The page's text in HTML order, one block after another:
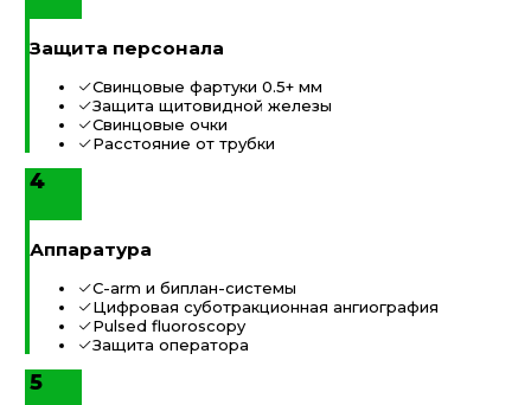
Защита персонала
Свинцовые фартуки 0.5+ мм
Защита щитовидной железы
Свинцовые очки
Расстояние от трубки
4
Аппаратура
C-arm и биплан-системы
Цифровая суботракционная ангиография
Pulsed fluoroscopy
Защита оператора
5